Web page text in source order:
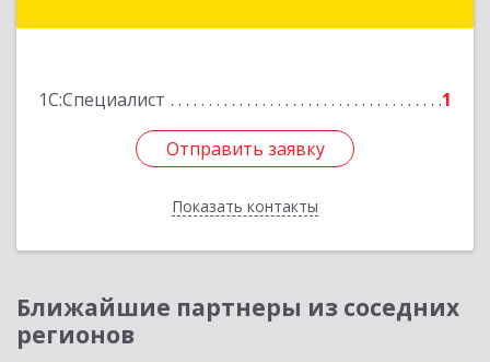
1С:Специалист 1
Отправить заявку
Показать контакты
Отправить заявку
Назад
Ближайшие партнеры из соседних
регионов